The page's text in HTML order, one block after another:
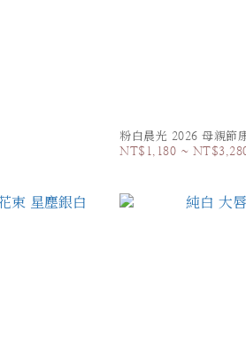
粉白晨光 2026 母親節
NT$1,180 ~